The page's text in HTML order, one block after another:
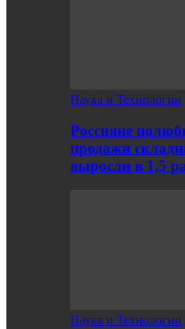
Наука и Технологии
Россияне
продажи
выросли в 1,5
Наука и Технологии